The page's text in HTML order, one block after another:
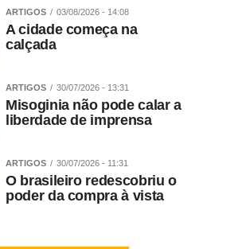
ARTIGOS 03/08/2026 - 14:08
A cidade começa na
calçada
ARTIGOS 30/07/2026 - 13:31
Misoginia não pode calar a
liberdade de imprensa
ARTIGOS 30/07/2026 - 11:31
O brasileiro redescobriu o
poder da compra à vista